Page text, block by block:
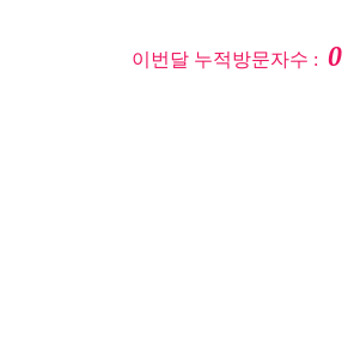
이번달 누적방문자수 :0